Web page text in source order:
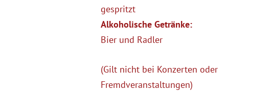
gespritzt
Alkoholische Getränke:
Bier und Radler
(Gilt nicht bei Konzerten oder
Fremdveranstaltungen)